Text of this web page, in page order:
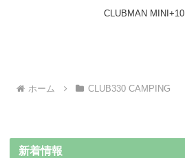
CLUBMAN MINI+10
ホーム CLUB330 CAMPING
新着情報